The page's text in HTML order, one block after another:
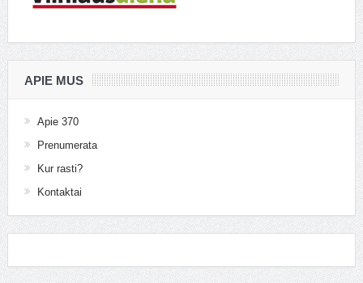
APIE MUS
Apie 370
Prenumerata
Kur rasti?
Kontaktai